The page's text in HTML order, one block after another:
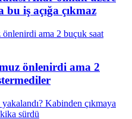
iş açığa çıkmaz
önlenirdi ama 2